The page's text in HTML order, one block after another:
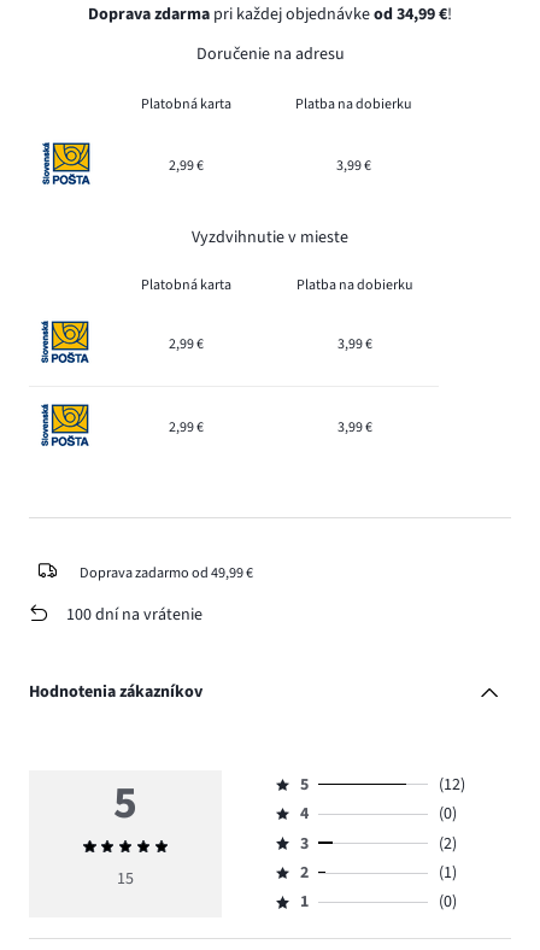
Doprava zdarma pri každej objednávkeod 34,99 €!
Doručenie na adresu
Platobná karta Platba na dobierku
2,99 € 3,99 €
Vyzdvihnutie v mieste
Platobná karta Platba na dobierku
2,99 € 3,99 €
2,99 € 3,99 €
Doprava zadarmo od 49,99 €
100 dní na vrátenie
Hodnotenia zákazníkov
5
Priemerné
hodnotenie
15
Hodnotenie
5,
počet
hlasov
12.
5
(12)
Hodnotenie
4,
počet
hlasov
4
(0)
Hodnotenie
3,
počet
3
(2)
Hodnotenie
2,
2
(1)
Hodnotenie
1,
1 (0)